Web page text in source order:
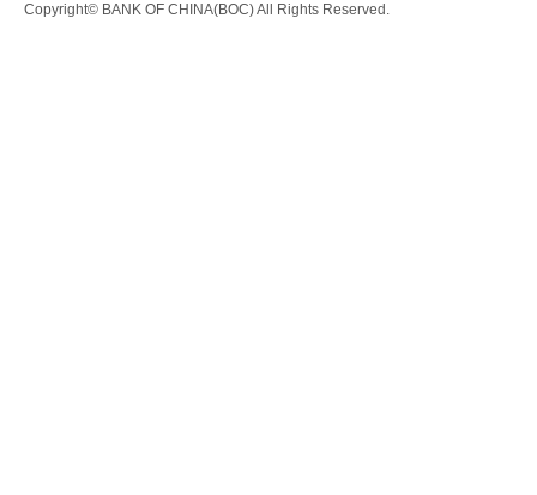
Copyright© BANK OF CHINA(BOC) All Rights Reserved.